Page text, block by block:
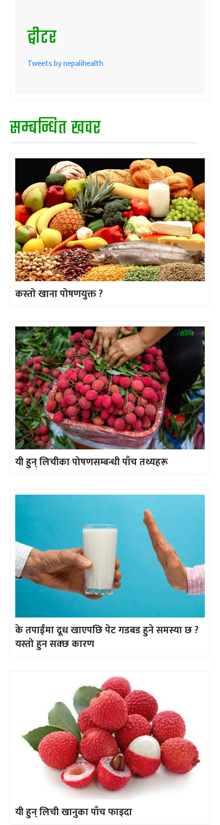
ट्वीटर
Tweets by nepalihealth
सम्बन्धित खवर
कस्तो खाना पोषणयुक्त ?
यी हुन् लिचीका पोषणसम्बन्धी पाँच तथ्यहरू
के तपाईँमा दूध खाएपछि पेट गडबड हुने समस्या छ ?
यस्तो हुन सक्छ कारण
यी हुन् लिची खानुका पाँच फाइदा